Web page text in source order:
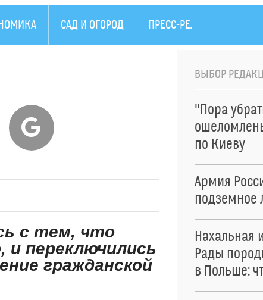
САД И ОГОРОД ПРЕСС-РЕЛИЗЫ
с тем, что
и переключились
гражданской
ВЫБОР
"Пора
по Киеву
Армия
подземное
Нахальная
Рады
в Польше: